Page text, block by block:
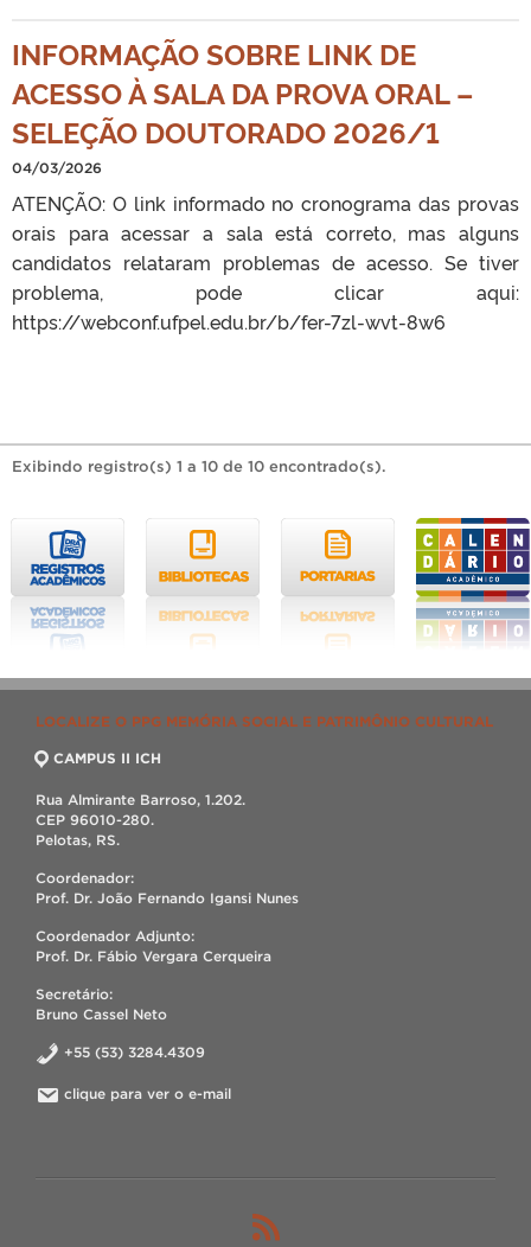
INFORMAÇÃO SOBRE LINK DE
ACESSO À SALA DA PROVA ORAL –
SELEÇÃO DOUTORADO 2026/1
04/03/2026
ATENÇÃO: O link informado no cronograma das provas
orais para acessar a sala está correto, mas alguns
candidatos relataram problemas de acesso. Se tiver
problema, pode clicar aqui:
https://webconf.ufpel.edu.br/b/fer-7zl-wvt-8w6
Exibindo registro(s) 1 a 10 de 10 encontrado(s).
LOCALIZE O PPG MEMÓRIA SOCIAL E PATRIMÔNIO CULTURAL
CAMPUS II ICH
Rua Almirante Barroso, 1.202.
CEP 96010-280.
Pelotas, RS.
Coordenador:
Prof. Dr. João Fernando Igansi Nunes
Coordenador Adjunto:
Prof. Dr. Fábio Vergara Cerqueira
Secretário:
Bruno Cassel Neto
+55 (53) 3284.4309
clique para ver o e-mail